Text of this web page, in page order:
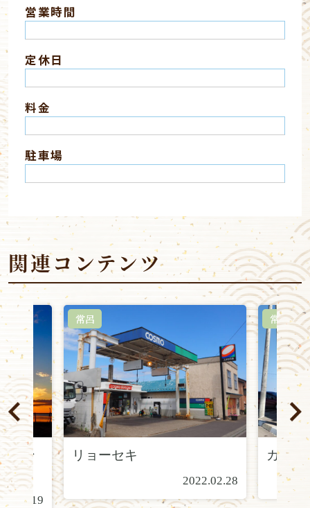
営業時間
定休日
料金
駐車場
関連コンテンツ
キン
常呂
リョーセキ
2022.02.28
常呂
カメラ